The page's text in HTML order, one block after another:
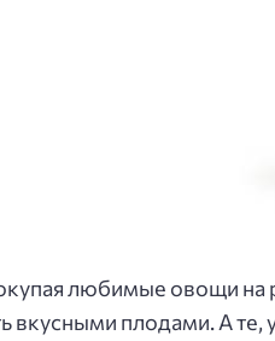
любимые овощи
вкусными плодами. А те,